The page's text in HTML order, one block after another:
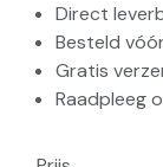
Direct
Besteld
Gratis
Raadpleeg